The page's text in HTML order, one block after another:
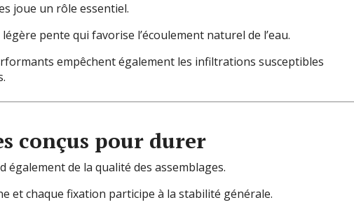
joue un rôle essentiel.
pente qui favorise l’écoulement naturel de l’eau.
empêchent également les infiltrations susceptibles
conçus pour durer
également de la qualité des assemblages.
et chaque fixation participe à la stabilité générale.